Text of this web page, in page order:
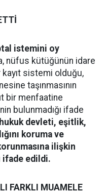
istemini oy
nüfus kütüğünün idare
sistemi olduğu,
taşınmasının
bir menfaatine
bulunmadığı ifade
hukuk devleti, eşitlik,
koruma ve
ilişkin
ifade edildi.
FARKLI MUAMELE